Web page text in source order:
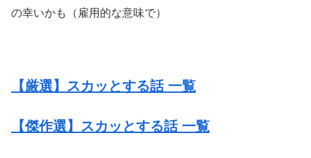
の幸いかも（雇用的な意味で）
【厳選】スカッとする話 一覧
【傑作選】スカッとする話 一覧